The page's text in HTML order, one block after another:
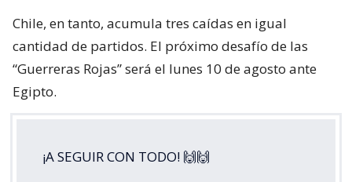
Chile, en tanto, acumula tres caídas en igual
cantidad de partidos. El próximo desafío de las
“Guerreras Rojas” será el lunes 10 de agosto ante
Egipto.
¡A SEGUIR CON TODO! 🙌🙌